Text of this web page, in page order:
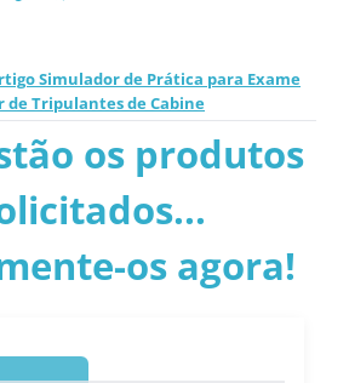
Simulador de Prática para Exame
Tripulantes de Cabine
os produtos
os agora!